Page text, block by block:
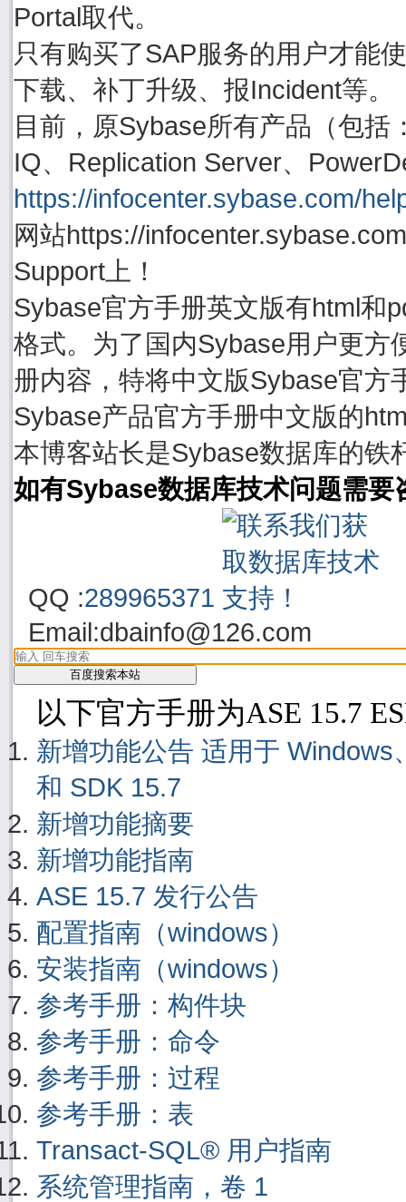
Portal取代。
只有购买了SAP服务的用户才能
下载、补丁升级、报Incident等。
目前，原Sybase所有产品（包
IQ、Replication Server、
https://infocenter.sybase.com/
网站https://
Support上！
Sybase官方手册英文版有html和
格式。为了国内Sybase用户更方
册内容，特将中文版Sybase官方
Sybase产品官方手册中文版的
本博客站长是Sybase数据库的铁
如有Sybase数据库技术问题需要
QQ :289965371
Email:dbainfo@126.com
以下官方手册为ASE 15.7
新增功能公告 适用于
和 SDK 15.7
新增功能摘要
新增功能指南
ASE 15.7 发行公告
配置指南（windows）
安装指南（windows）
参考手册：构件块
参考手册：命令
参考手册：过程
参考手册：表
Transact-SQL® 用户指南
系统管理指南，卷 1